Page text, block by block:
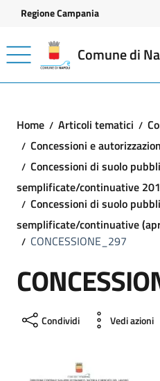
Vai ai contenuti
Vai al footer
Regione Campania
Comune di
Home Articoli tematici
Concessioni e
Concessioni di suolo
semplificate/continuative
Concessioni di suolo
semplificate/continuative
CONCESSIONE_297
Condividi Vedi azioni